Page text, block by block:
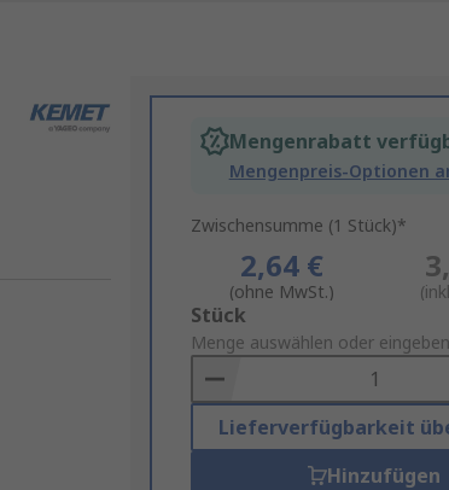
Mengenrabatt
Mengenpreis-Optionen
Zwischensumme (1 Stück)*
2,64 €
(ohne MwSt.)
Add
to
Basket
Stück
Menge auswählen oder eingeben
Lieferverfügbarkeit
Hinzufügen